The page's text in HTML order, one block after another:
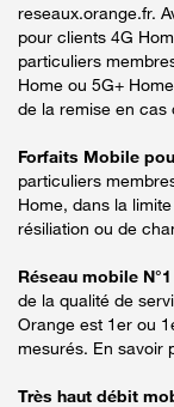
reseaux.orange.fr.
pour clients 4G
particuliers
Home ou 5G+
de la remise en cas
Forfaits Mobile
particuliers
Home, dans la
résiliation ou de
Réseau mobile N°1
de la qualité de
Orange est 1er ou
mesurés. En savoir
Très haut débit